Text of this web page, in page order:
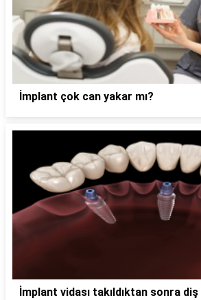
İmplant çok can yakar mı?
İmplant vidası takıldıktan sonra diş